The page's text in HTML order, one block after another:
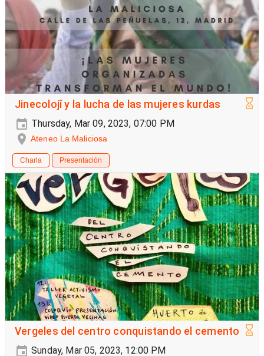
Jinecolojî y la lucha de las mujeres kurdas
Thursday, Mar 09, 2023, 07:00 PM
Ateneo La Maliciosa
Charla Presentación
Vergeles del centro conquistando el cemento
Sunday, Mar 05, 2023, 12:00 PM